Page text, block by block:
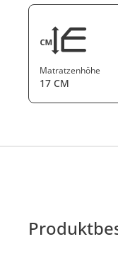
Matratzenhöhe
17 CM